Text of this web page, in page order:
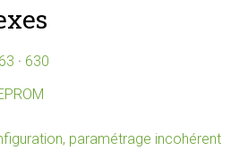
63 · 630
paramétrage incohérent